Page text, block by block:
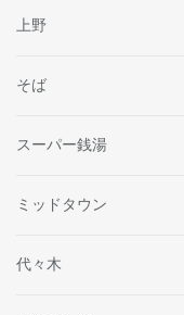
上野
そば
スーパー銭湯
ミッドタウン
代々木